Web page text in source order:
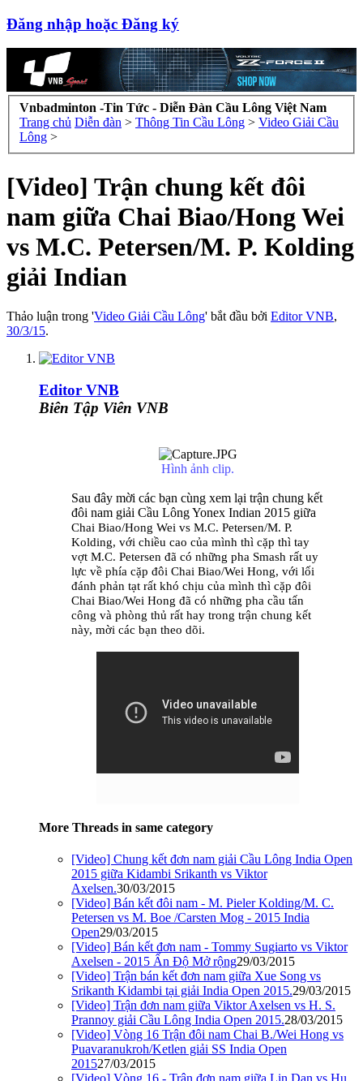
Đăng nhập hoặc Đăng ký
Vnbadminton -Tin Tức - Diễn Đàn Cầu Lông Việt Nam
Trang chủ Diễn đàn > Thông Tin Cầu Lông > Video Giải Cầu
Lông >
[Video] Trận chung kết đôi
nam giữa Chai Biao/Hong Wei
vs M.C. Petersen/M. P. Kolding
giải Indian
Thảo luận trong 'Video Giải Cầu Lông' bắt đầu bởi Editor VNB,
30/3/15.
Editor VNB
Biên Tập Viên VNB
Hình ảnh clip.
Sau đây mời các bạn cùng xem lại trận chung kết
đôi nam giải Cầu Lông Yonex Indian 2015 giữa
Chai Biao/Hong Wei vs M.C. Petersen/M. P.
Kolding, với chiều cao của mình thì cặp thì tay
vợt M.C. Petersen đã có những pha Smash rất uy
lực về phía cặp đôi Chai Biao/Wei Hong, với lối
đánh phản tạt rất khó chịu của mình thì cặp đôi
Chai Biao/Wei Hong đã có những pha cầu tấn
công và phòng thủ rất hay trong trận chung kết
này, mời các bạn theo dõi.
More Threads in same category
[Video] Chung kết đơn nam giải Cầu Lông India Open
2015 giữa Kidambi Srikanth vs Viktor
Axelsen.30/03/2015
[Video] Bán kết đôi nam - M. Pieler Kolding/M. C.
Petersen vs M. Boe /Carsten Mog - 2015 India
Open29/03/2015
[Video] Bán kết đơn nam - Tommy Sugiarto vs Viktor
Axelsen - 2015 Ấn Độ Mở rộng29/03/2015
[Video] Trận bán kết đơn nam giữa Xue Song vs
Srikanth Kidambi tại giải India Open 2015.29/03/2015
[Video] Trận đơn nam giữa Viktor Axelsen vs H. S.
Prannoy giải Cầu Lông India Open 2015.28/03/2015
[Video] Vòng 16 Trận đôi nam Chai B./Wei Hong vs
Puavaranukroh/Ketlen giải SS India Open
201527/03/2015